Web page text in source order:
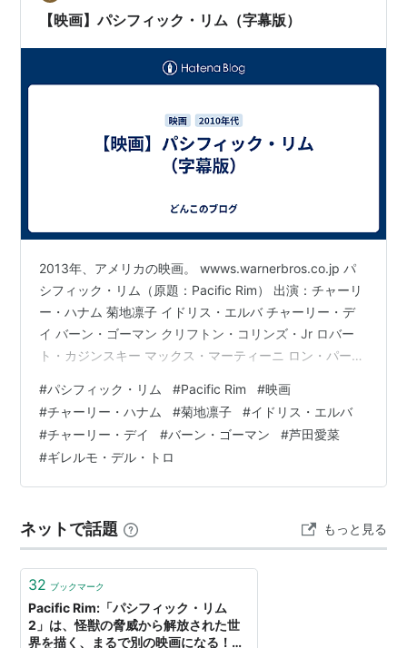
【映画】パシフィック・リム（字幕版）
2013年、アメリカの映画。 wwws.warnerbros.co.jp パ
シフィック・リム（原題：Pacific Rim） 出演：チャーリ
ー・ハナム 菊地凛子 イドリス・エルバ チャーリー・デ
イ バーン・ゴーマン クリフトン・コリンズ・Jr ロバー
ト・カジンスキー マックス・マーティーニ ロン・パール
トラヴィス・ビーチャム youtu.be ロボットとか怪獣とか
菊地凛子とか芦田愛菜とか出てる。 続編の『パシフィッ
ク・リム: アップライジング』は観ていない。 リンク
#パシフィック・リム #Pacific Rim #映画
#チャーリー・ハナム #菊地凛子 #イドリス・エルバ
#チャーリー・デイ #バーン・ゴーマン #芦田愛菜
#ギレルモ・デル・トロ
ネットで話題 もっと見る
32 ブックマーク
Pacific Rim:「パシフィック・リム
2」は、怪獣の脅威から解放された世
界を描く、まるで別の映画になる！！